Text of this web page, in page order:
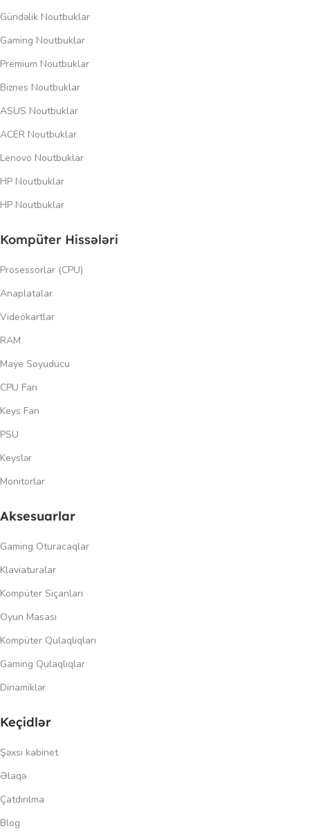
Gündəlik Noutbuklar
Gaming Noutbuklar
Premium Noutbuklar
Biznes Noutbuklar
ASUS Noutbuklar
ACER Noutbuklar
Lenovo Noutbuklar
HP Noutbuklar
HP Noutbuklar
Kompüter Hissələri
Prosessorlar (CPU)
Anaplatalar
Videokartlar
RAM
Maye Soyuducu
CPU Fan
Keys Fan
PSU
Keyslər
Monitorlar
Aksesuarlar
Gaming Oturacaqlar
Klaviaturalar
Kompüter Siçanları
Oyun Masası
Kompüter Qulaqlıqları
Gaming Qulaqlıqlar
Dinamiklər
Keçidlər
Şəxsi kabinet
Əlaqə
Çatdırılma
Blog